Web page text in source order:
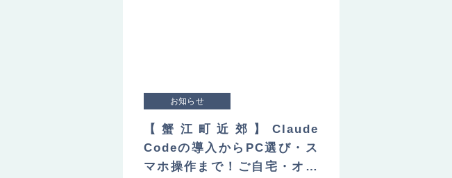
お知らせ
【蟹江町近郊】Claude
Codeの導入からPC選び・ス
マホ操作まで！ご自宅・オフ